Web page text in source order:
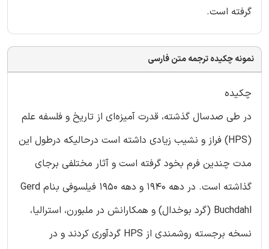
گرفته است.
نمونه چکیده ترجمه متن فارسی
چکیده
در طی صدسال گذشته، قدرت آمیزه‌ای از تاریخ و فلسفه علم
(HPS) فراز و نشیب زیادی داشته است درحالیکه درطول این
مدت چندین فرم بخود گرفته است و آثار مختلفی برجای
گذاشته است. در دهه 1940 و دهه 1950 فیلسوفی بنام Gerd
Buchdahl (گرد بوخدال) و همکارانش در ملبورن، استرالیا،
نسخه برجسته روشمندی از HPS گردآوری کردند و در